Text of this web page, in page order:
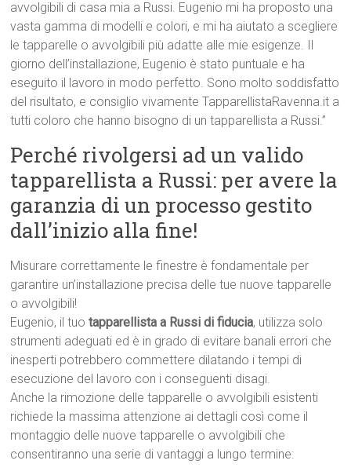
avvolgibili di casa mia a Russi. Eugenio mi ha proposto una
vasta gamma di modelli e colori, e mi ha aiutato a scegliere
le tapparelle o avvolgibili più adatte alle mie esigenze. Il
giorno dell’installazione, Eugenio è stato puntuale e ha
eseguito il lavoro in modo perfetto. Sono molto soddisfatto
del risultato, e consiglio vivamente TapparellistaRavenna.it a
tutti coloro che hanno bisogno di un tapparellista a Russi.”
Perché rivolgersi ad un valido
tapparellista a Russi: per avere la
garanzia di un processo gestito
dall’inizio alla fine!
Misurare correttamente le finestre è fondamentale per
garantire un’installazione precisa delle tue nuove tapparelle
o avvolgibili!
Eugenio, il tuotapparellista a Russi di fiducia, utilizza solo
strumenti adeguati ed è in grado di evitare banali errori che
inesperti potrebbero commettere dilatando i tempi di
esecuzione del lavoro con i conseguenti disagi.
Anche la rimozione delle tapparelle o avvolgibili esistenti
richiede la massima attenzione ai dettagli così come il
montaggio delle nuove tapparelle o avvolgibili che
consentiranno una serie di vantaggi a lungo termine: